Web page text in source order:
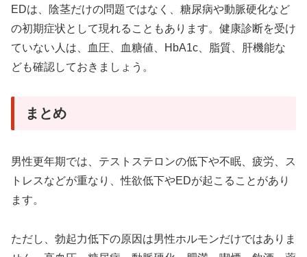
EDは、陰茎だけの問題ではなく、糖尿病や動脈硬化など
の初期症状として現れることもあります。健康診断を受け
ていない人は、血圧、血糖値、HbA1c、脂質、肝機能な
ども確認しておきましょう。
まとめ
男性更年期では、テストステロンの低下や不眠、疲労、ス
トレスなどが重なり、性欲低下やEDが起こることがあり
ます。
ただし、勃起力低下の原因は男性ホルモンだけではありま